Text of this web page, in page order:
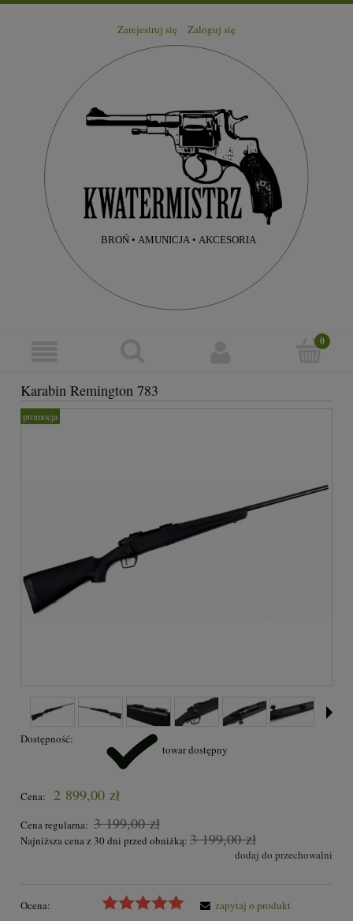
Zarejestruj się Zaloguj się
Karabin Remington 783
promocja
Dostępność:
towar dostępny
Cena: 2 899,00 zł
Cena regularna: 3 199,00 zł
Najniższa cena z 30 dni przed obniżką: 3 199,00 zł
dodaj do przechowalni
Ocena:
zapytaj o produkt